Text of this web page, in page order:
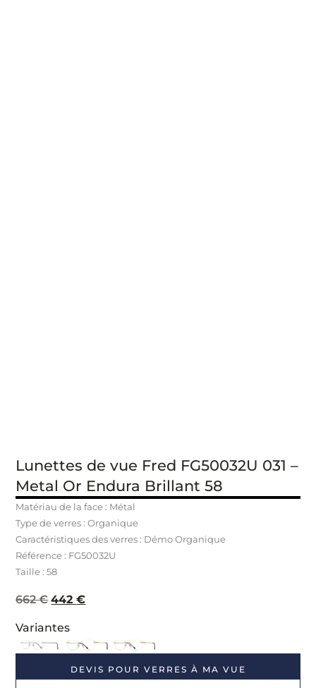
Lunettes de vue Fred FG50032U 031 –
Metal Or Endura Brillant 58
Matériau de la face : Métal
Type de verres : Organique
Caractéristiques des verres : Démo Organique
Référence : FG50032U
Taille : 58
662€ 442€
Variantes
DEVIS POUR VERRES À MA VUE